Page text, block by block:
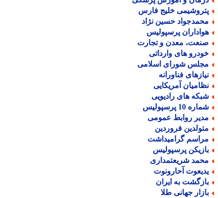
خلیج فارس
حسین نژاد
پرسپولیس
معدن و تجارت
های وارداتی
شورای اسلامی
فناورانه
آمریکایی
های رادیویی
10 پرسپولیس
روابط عمومی
فروردین
گرامیداشت
پرسپولیس
شریعتمداری
آحارونوت
به ایران
جهانی طلا